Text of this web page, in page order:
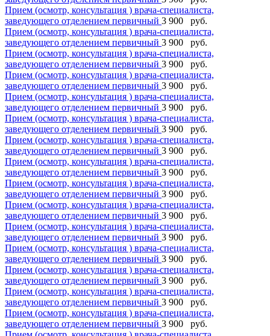
Прием (осмотр, консультация ) врача-специалиста,
заведующего отделением первичный 3 900 руб.
Прием (осмотр, консультация ) врача-специалиста,
заведующего отделением первичный 3 900 руб.
Прием (осмотр, консультация ) врача-специалиста,
заведующего отделением первичный 3 900 руб.
Прием (осмотр, консультация ) врача-специалиста,
заведующего отделением первичный 3 900 руб.
Прием (осмотр, консультация ) врача-специалиста,
заведующего отделением первичный 3 900 руб.
Прием (осмотр, консультация ) врача-специалиста,
заведующего отделением первичный 3 900 руб.
Прием (осмотр, консультация ) врача-специалиста,
заведующего отделением первичный 3 900 руб.
Прием (осмотр, консультация ) врача-специалиста,
заведующего отделением первичный 3 900 руб.
Прием (осмотр, консультация ) врача-специалиста,
заведующего отделением первичный 3 900 руб.
Прием (осмотр, консультация ) врача-специалиста,
заведующего отделением первичный 3 900 руб.
Прием (осмотр, консультация ) врача-специалиста,
заведующего отделением первичный 3 900 руб.
Прием (осмотр, консультация ) врача-специалиста,
заведующего отделением первичный 3 900 руб.
Прием (осмотр, консультация ) врача-специалиста,
заведующего отделением первичный 3 900 руб.
Прием (осмотр, консультация ) врача-специалиста,
заведующего отделением первичный 3 900 руб.
Прием (осмотр, консультация ) врача-специалиста,
заведующего отделением первичный 3 900 руб.